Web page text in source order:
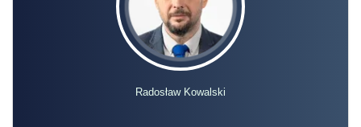
Radosław Kowalski